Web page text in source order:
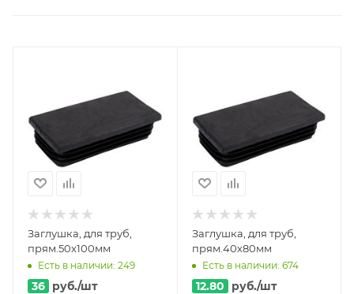
Заглушка, для труб,
прям.50х100мм
Есть в наличии: 249
36 руб./шт
Заглушка, для труб,
прям.40х80мм
Есть в наличии: 674
12.80 руб./шт